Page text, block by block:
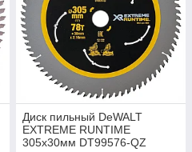
Диск пильный DeWALT
EXTREME RUNTIME
305х30мм DT99576-QZ